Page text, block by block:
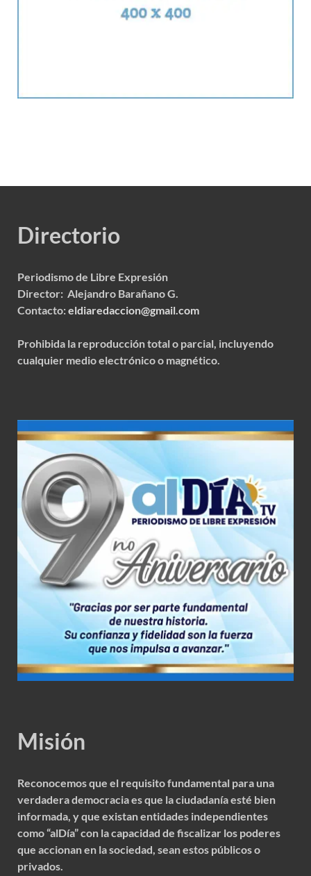
Directorio
Periodismo de Libre Expresión
Director: Alejandro Barañano G.
Contacto:eldiaredaccion@gmail.com
Prohibida la reproducción total o parcial, incluyendo
cualquier medio electrónico o magnético.
Misión
Reconocemos que el requisito fundamental para una
verdadera democracia es que la ciudadanía esté bien
informada, y que existan entidades independientes
como “alDía” con la capacidad de fiscalizar los poderes
que accionan en la sociedad, sean estos públicos o
privados.